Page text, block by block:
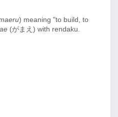
) meaning "to build, to
(がまえ) with rendaku.